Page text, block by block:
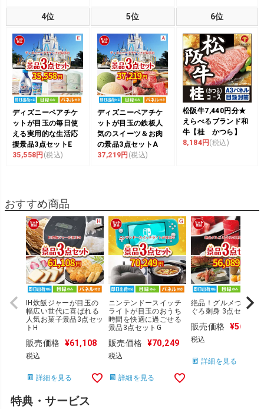
4位 5位 6位
ディズニーペアチケ
ットが目玉の毎日使
える実用的な生活応
援景品3点セットE
35,558円 (税込)
ディズニーペアチケ
ットが目玉の鉄板人
気のスイーツ＆お肉
の景品3点セットA
37,219円 (税込)
松阪牛7,440円分★
えらべるブランド和
牛【桂 かつら】
8,184円(税込)
おすすめ商品
IH炊飯ジャーが目玉の
幅広い世代に喜ばれる
人気お菓子景品3点セッ
トH
販売価格 ¥61,108
税込
詳細を見る
ニンテンドースイッチ
ライトが目玉のおうち
時間を快適に過ごせる
景品3点セットG
販売価格 ¥70,249
税込
詳細を見る
絶品！グルメづくし
ぐろ刺身 3点セットA
販売価格 ¥56,089
税込
詳細を見る
特典・サービス